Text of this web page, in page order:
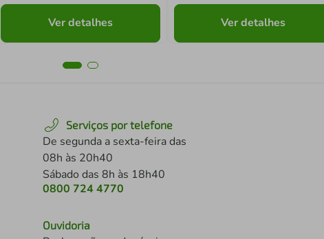
Ver detalhes Ver detalhes
Serviços por telefone
De segunda a sexta-feira das
08h às 20h40
Sábado das 8h às 18h40
0800 724 4770
Ouvidoria